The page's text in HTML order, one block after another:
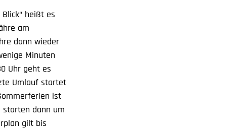
heißt es
am
dann wieder
Minuten
Uhr geht es
Umlauf startet
ist
starten dann um
gilt bis